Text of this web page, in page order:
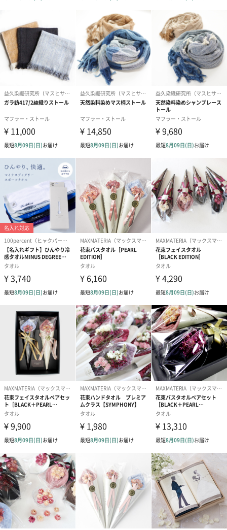
＜M＞22〜24cm ＜L＞25〜27cm
上記2サイズからお選びいただけます。
ガラ紡の和紡布20×20（2枚組）
ハンカチサイズの2枚組なので、1枚は顔洗い用に、もう1枚は細や
かな手洗いが必要な今、持ち歩きのハンカチとしてもお使いいた
だけます。
ガラ紡の和紡布23×90
長さ90cmと少し長めのタオル。パイル地のタオルよりも薄くて軽
く、糸の太さのムラや凸凹がもつ吸水力と肌ざわりの良さが特
徴。色は染色をせず綿花の自然な色をそのまま活かした生成で
す。
マチなしで薄手なので、コンパクトに畳めます。エコバッグとし
ての活用はもちろん、旅行に行けるようになったら和紡布や着替
えを入れて温泉でもいかがでしょうか？吸湿性に優れている生地
なので、みかんなどの果物や野菜のストックバッグとしてもおす
すめです。
エコなギフト包装でお届け
「使い捨て＝環境に良くない」という考えが定着している今、環
境問題の観点から捨てる包装を少なくしたのが、このギフトで
す。箱ではなく、繰り返し使える布帛バッグに包んでお送りしま
す。
「益久染織研究所（マスヒサソメオリケンキュウショ）」